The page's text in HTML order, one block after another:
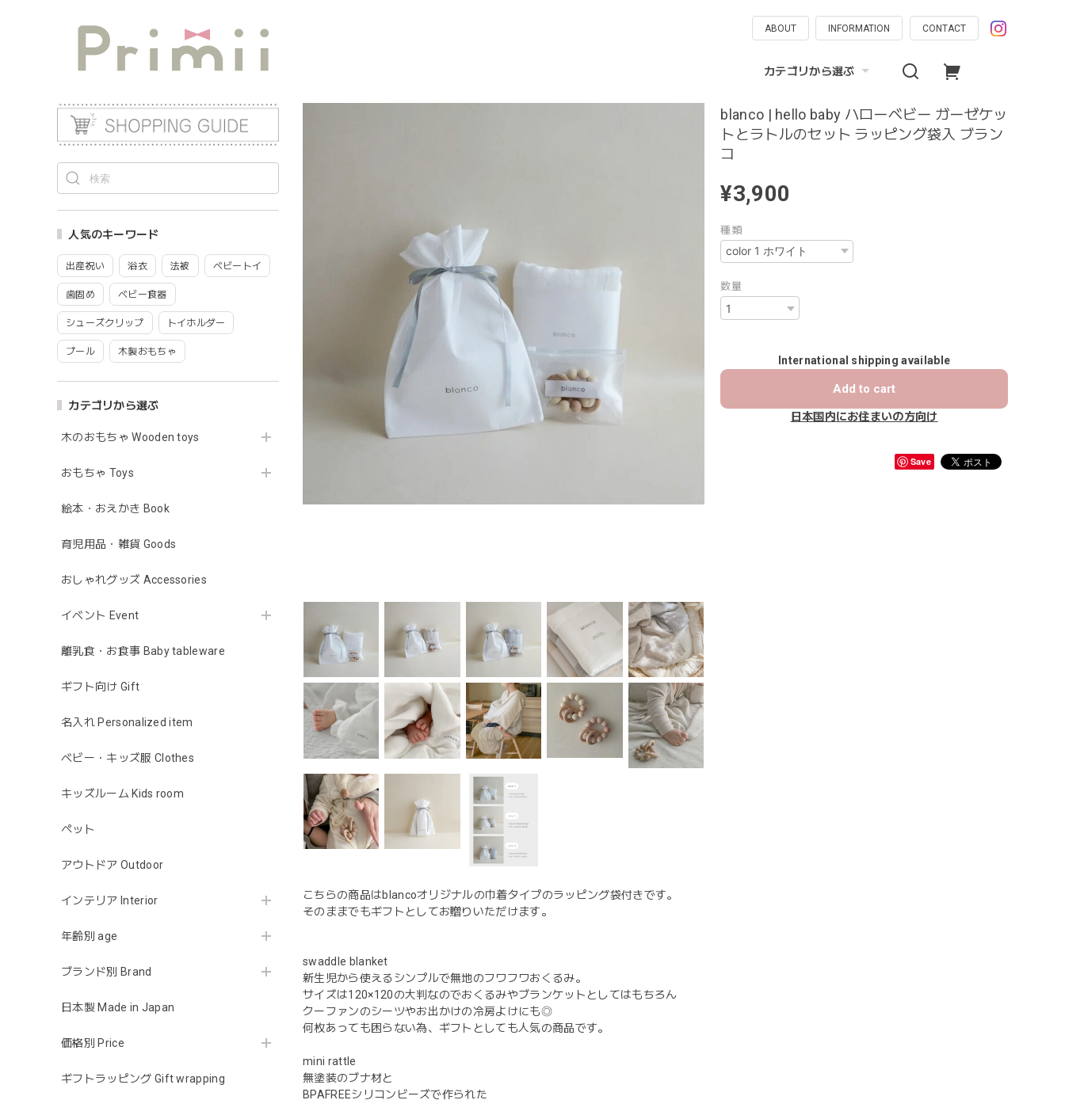
ABOUT INFORMATION CONTACT
カテゴリから選ぶ
人気のキーワード
出産祝い 浴衣 法被 ベビートイ
歯固め ベビー食器
シューズクリップ トイホルダー
プール 木製おもちゃ
カテゴリから選ぶ
木のおもちゃ Wooden toys
おもちゃ Toys
絵本・おえかき Book
育児用品・雑貨 Goods
おしゃれグッズ Accessories
イベント Event
離乳食・お食事 Baby tableware
ギフト向け Gift
名入れ Personalized item
ベビー・キッズ服 Clothes
キッズルーム Kids room
ペット
アウトドア Outdoor
インテリア Interior
年齢別 age
ブランド別 Brand
日本製 Made in Japan
価格別 Price
ギフトラッピング Gift wrapping
blanco | hello baby ハローベビー ガーゼケッ
トとラトルのセット ラッピング袋入 ブラン
コ
¥3,900
種類
数量
International shipping available
Add to cart
日本国内にお住まいの方向け
Save
こちらの商品はblancoオリジナルの巾着タイプのラッピング袋付きです。
そのままでもギフトとしてお贈りいただけます。
swaddle blanket
新生児から使えるシンプルで無地のフワフワおくるみ。
サイズは120×120の大判なのでおくるみやブランケットとしてはもちろん
クーファンのシーツやお出かけの冷房よけにも◎
何枚あっても困らない為、ギフトとしても人気の商品です。
mini rattle
無塗装のブナ材と
BPAFREEシリコンビーズで作られた